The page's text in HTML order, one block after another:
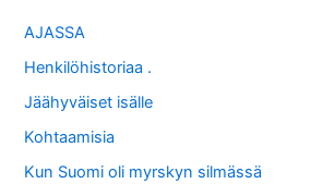
AJASSA
Henkilöhistoriaa .
Jäähyväiset isälle
Kohtaamisia
Kun Suomi oli myrskyn silmässä